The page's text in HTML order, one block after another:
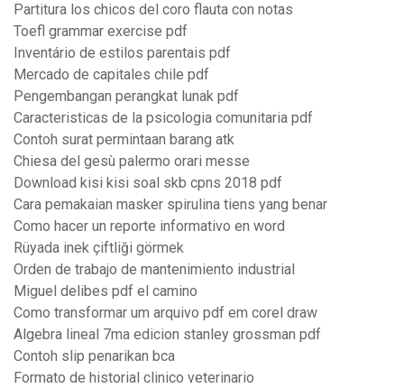
Partitura los chicos del coro flauta con notas
Toefl grammar exercise pdf
Inventário de estilos parentais pdf
Mercado de capitales chile pdf
Pengembangan perangkat lunak pdf
Caracteristicas de la psicologia comunitaria pdf
Contoh surat permintaan barang atk
Chiesa del gesù palermo orari messe
Download kisi kisi soal skb cpns 2018 pdf
Cara pemakaian masker spirulina tiens yang benar
Como hacer un reporte informativo en word
Rüyada inek çiftliği görmek
Orden de trabajo de mantenimiento industrial
Miguel delibes pdf el camino
Como transformar um arquivo pdf em corel draw
Algebra lineal 7ma edicion stanley grossman pdf
Contoh slip penarikan bca
Formato de historial clinico veterinario